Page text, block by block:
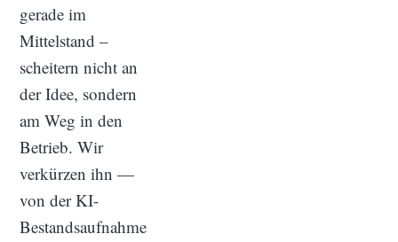
gerade im
Mittelstand –
scheitern nicht an
der Idee, sondern
am Weg in den
Betrieb. Wir
verkürzen ihn —
von der KI-
Bestandsaufnahme